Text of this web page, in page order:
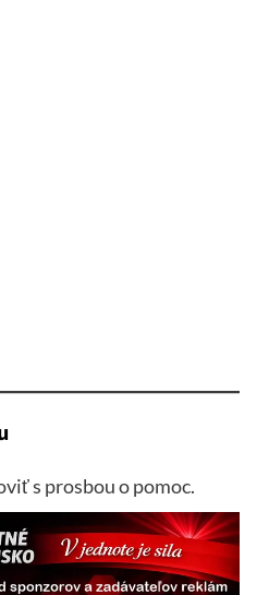
s prosbou o pomoc.